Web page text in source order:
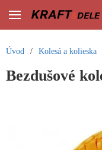
Úvod / Kolesá a kolieska
Bezdušové